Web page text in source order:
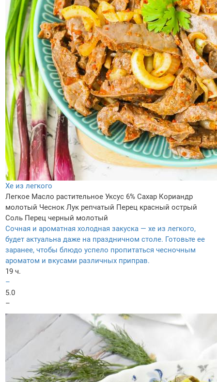
Хе из легкого
Легкое Масло растительное Уксус 6% Сахар Кориандр
молотый Чеснок Лук репчатый Перец красный острый
Соль Перец черный молотый
Сочная и ароматная холодная закуска — хе из легкого,
будет актуальна даже на праздничном столе. Готовьте ее
заранее, чтобы блюдо успело пропитаться чесночным
ароматом и вкусами различных приправ.
19 ч.
–
5.0
–